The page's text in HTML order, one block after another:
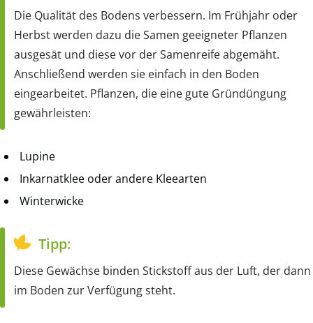
Die Qualität des Bodens verbessern. Im Frühjahr oder
Herbst werden dazu die Samen geeigneter Pflanzen
ausgesät und diese vor der Samenreife abgemäht.
Anschließend werden sie einfach in den Boden
eingearbeitet. Pflanzen, die eine gute Gründüngung
gewährleisten:
Lupine
Inkarnatklee oder andere Kleearten
Winterwicke
Tipp:
Diese Gewächse binden Stickstoff aus der Luft, der dann
im Boden zur Verfügung steht.